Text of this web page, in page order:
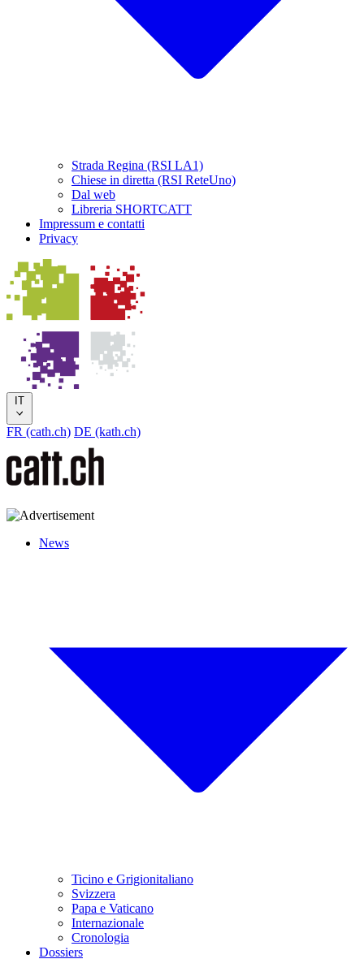
Strada Regina (RSI LA1)
Chiese in diretta (RSI ReteUno)
Dal web
Libreria SHORTCATT
Impressum e contatti
Privacy
IT
FR (cath.ch) DE (kath.ch)
News
Ticino e Grigionitaliano
Svizzera
Papa e Vaticano
Internazionale
Cronologia
Dossiers